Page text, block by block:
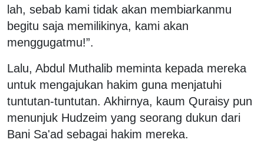
lah, sebab kami tidak akan membiarkanmu
begitu saja memilikinya, kami akan
menggugatmu!”.
Lalu, Abdul Muthalib meminta kepada mereka
untuk mengajukan hakim guna menjatuhi
tuntutan-tuntutan. Akhirnya, kaum Quraisy pun
menunjuk Hudzeim yang seorang dukun dari
Bani Sa'ad sebagai hakim mereka.